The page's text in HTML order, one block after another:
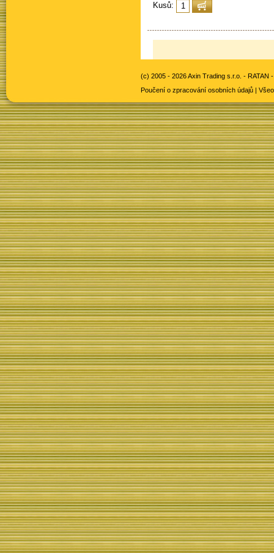
Kusů:
(c) 2005 - 2026 Axin Trading s.r.o. - RATAN
Poučení o zpracování osobních údajů |